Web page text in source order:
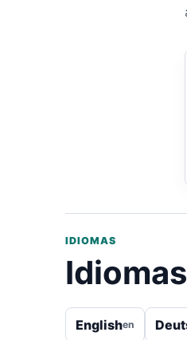
IDIOMAS
Idiomas
Englishen